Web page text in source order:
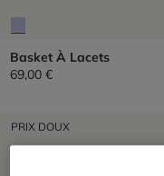
Basket À Lacets
69,00 €
PRIX DOUX